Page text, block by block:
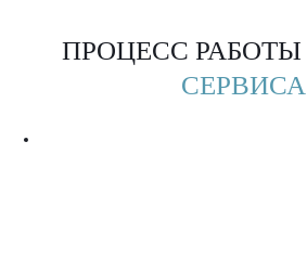
ПРОЦЕСС РАБОТЫ
СЕРВИСА